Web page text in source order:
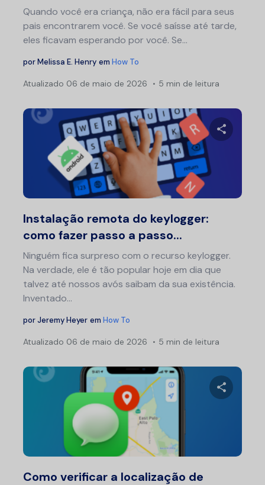
Quando você era criança, não era fácil para seus
pais encontrarem você. Se você saísse até tarde,
eles ficavam esperando por você. Se...
porMelissa E. Henry em How To
Atualizado 06 de maio de 2026 5 min de leitura
Instalação remota do keylogger:
como fazer passo a passo...
Ninguém fica surpreso com o recurso keylogger.
Na verdade, ele é tão popular hoje em dia que
talvez até nossos avós saibam da sua existência.
Inventado...
porJeremy Heyer em How To
Atualizado 06 de maio de 2026 5 min de leitura
Como verificar a localização de